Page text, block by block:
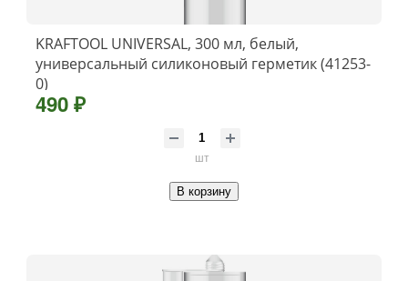
KRAFTOOL UNIVERSAL, 300 мл, белый,
универсальный силиконовый герметик (41253-
0)
490 ₽
шт
В корзину